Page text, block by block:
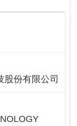
股份有限公司